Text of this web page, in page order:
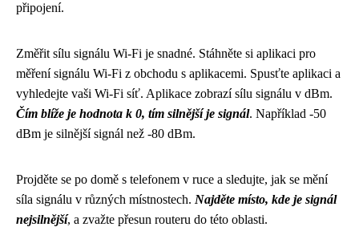
připojení.
Změřit sílu signálu Wi-Fi je snadné. Stáhněte si aplikaci pro
měření signálu Wi-Fi z obchodu s aplikacemi. Spusťte aplikaci a
vyhledejte vaši Wi-Fi síť. Aplikace zobrazí sílu signálu v dBm.
Čím blíže je hodnota k 0, tím silnější je signál. Například -50
dBm je silnější signál než -80 dBm.
Projděte se po domě s telefonem v ruce a sledujte, jak se mění
síla signálu v různých místnostech. Najděte místo, kde je signál
nejsilnější, a zvažte přesun routeru do této oblasti.